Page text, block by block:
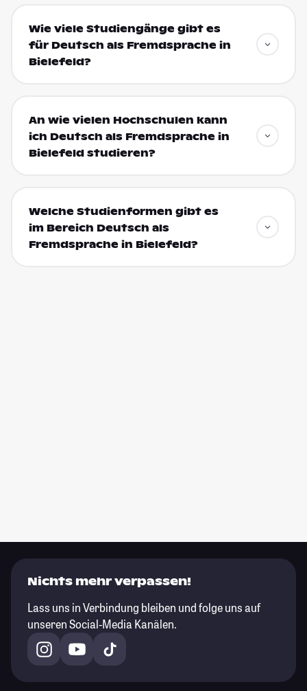
Wie viele Studiengänge gibt es
für Deutsch als Fremdsprache in
Bielefeld?
An wie vielen Hochschulen kann
ich Deutsch als Fremdsprache in
Bielefeld studieren?
Welche Studienformen gibt es
im Bereich Deutsch als
Fremdsprache in Bielefeld?
Nichts mehr verpassen!
Lass uns in Verbindung bleiben und folge uns auf
unseren Social-Media Kanälen.